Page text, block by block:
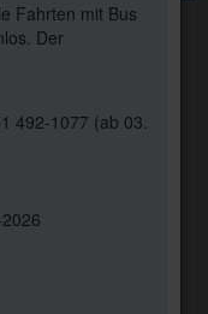
Fahrten mit Bus
Der
492-1077 (ab 03.
UND
HOTEL
DESIGN